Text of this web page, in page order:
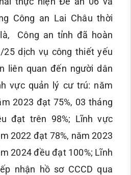
Công an Lai Châu thời
Công an tỉnh đã hoàn
25 dịch vụ công thiết yếu
liên quan đến người dân
vực quản lý cư trú: năm
2023 đạt 75%, 03 tháng
đạt trên 98%; Lĩnh vực
2022 đạt 78%, năm 2023
2024 đều đạt 100%; Lĩnh
nhận hồ sơ CCCD qua